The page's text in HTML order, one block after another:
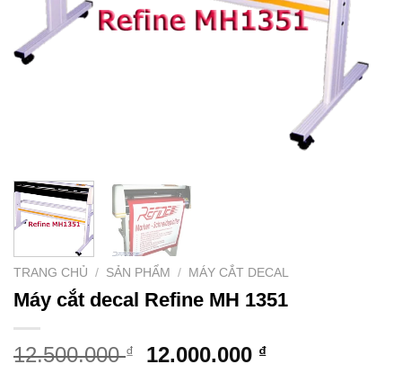
TRANG CHỦ / SẢN PHẨM / MÁY CẮT DECAL
Máy cắt decal Refine MH 1351
12.500.000₫
Giá
12.000.000 ₫Giá